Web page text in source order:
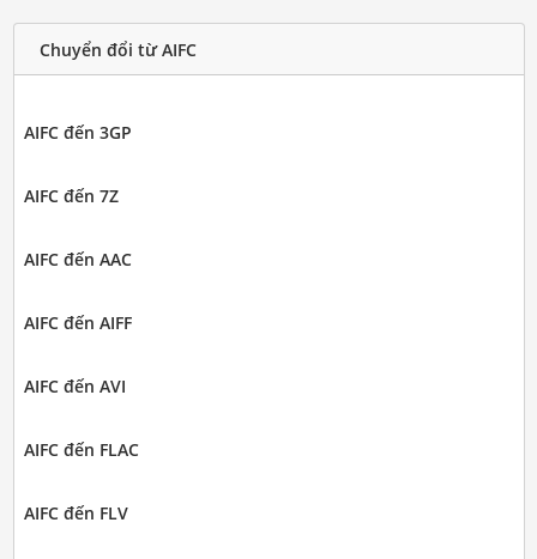
Chuyển đổi từ AIFC
AIFC đến 3GP
AIFC đến 7Z
AIFC đến AAC
AIFC đến AIFF
AIFC đến AVI
AIFC đến FLAC
AIFC đến FLV